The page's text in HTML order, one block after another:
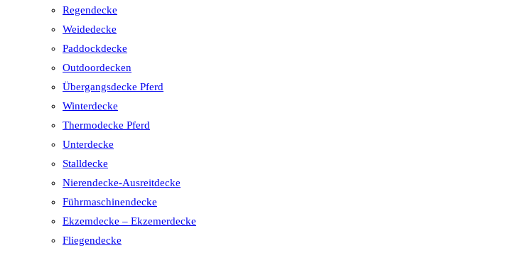
Regendecke
Weidedecke
Paddockdecke
Outdoordecken
Übergangsdecke Pferd
Winterdecke
Thermodecke Pferd
Unterdecke
Stalldecke
Nierendecke-Ausreitdecke
Führmaschinendecke
Ekzemdecke – Ekzemerdecke
Fliegendecke